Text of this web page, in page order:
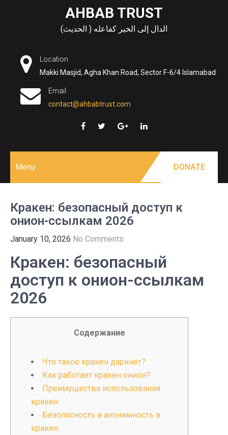
AHBAB TRUST
الدال إلى الخير كفاعله ( الحديث)
Location
Makki Masjid, Agha Khan Road, Sector F-6/4 Islamabad
Email
contact@ahbabtrust.com
Menu DONATE
Кракен: безопасный доступ к
онион-ссылкам 2026
January 10, 2026 No Comments
Кракен: безопасный
доступ к онион-ссылкам
2026
Содержание
Что такое кракен даркнет?
Как работает кракен онион?
Преимущества использования
кракен
Безопасность и анонимность в
кракен